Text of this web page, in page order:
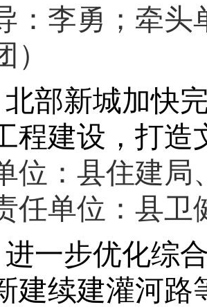
：李勇 ； 牵头
）
北部新城加快
程建设，打造
位：县住建局
任单位：县卫
进一步优化综
建续建灌河路